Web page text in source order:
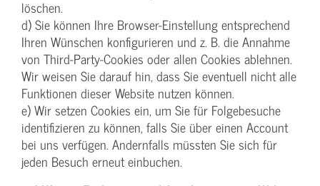
löschen.
d) Sie können Ihre Browser-Einstellung entsprechend
Ihren Wünschen konfigurieren und z. B. die Annahme
von Third-Party-Cookies oder allen Cookies ablehnen.
Wir weisen Sie darauf hin, dass Sie eventuell nicht alle
Funktionen dieser Website nutzen können.
e) Wir setzen Cookies ein, um Sie für Folgebesuche
identifizieren zu können, falls Sie über einen Account
bei uns verfügen. Andernfalls müssten Sie sich für
jeden Besuch erneut einbuchen.